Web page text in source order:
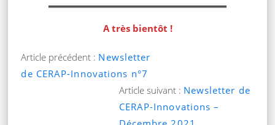
A très bientôt !
Article précédent : Newsletter
de CERAP-Innovations n°7
Article suivant : Newsletter de
CERAP-Innovations –